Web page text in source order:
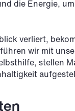
die Energie,
verliert,
wir mit
stellen